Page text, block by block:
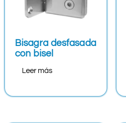
Bisagra desfasada
con bisel
Leer más